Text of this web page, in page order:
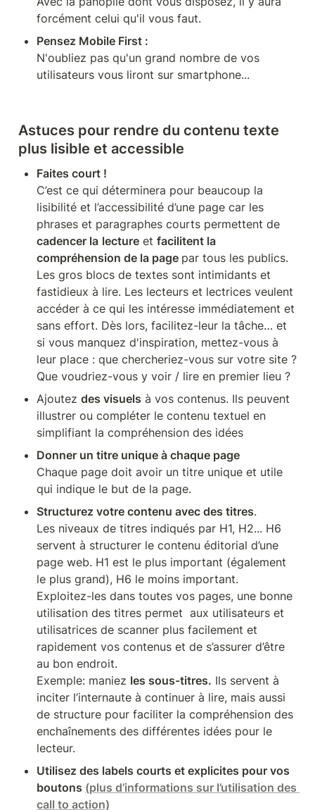
forcément celui qu'il vous faut.
Pensez Mobile First :
N'oubliez pas qu'un grand nombre de vos
utilisateurs vous liront sur smartphone...
Astuces pour rendre du contenu texte
plus lisible et accessible
C’est ce qui déterminera pour beaucoup la
lisibilité et l’accessibilité d’une page car les
cadencer la lecture et facilitent la
compréhension de la page par tous les publics.
Les gros blocs de textes sont intimidants et
fastidieux à lire. Les lecteurs et lectrices veulent
accéder à ce qui les intéresse immédiatement et
sans effort. Dès lors, facilitez-leur la tâche… et
si vous manquez d'inspiration, mettez-vous à
leur place : que chercheriez-vous sur votre site ?
Que voudriez-vous y voir / lire en premier lieu ?
Ajoutez des visuels à vos contenus. Ils peuvent
illustrer ou compléter le contenu textuel en
simplifiant la compréhension des idées
Chaque page doit avoir un titre unique et utile
qui indique le but de la page.
Structurez votre contenu avec des titres.
Les niveaux de titres indiqués par H1, H2... H6
servent à structurer le contenu éditorial d’une
page web. H1 est le plus important (également
le plus grand), H6 le moins important.
Exploitez-les dans toutes vos pages, une bonne
utilisation des titres permet  aux utilisateurs et
utilisatrices de scanner plus facilement et
rapidement vos contenus et de s’assurer d’être
au bon endroit.
Exemple: maniez les sous-titres. Ils servent à
inciter l’internaute à continuer à lire, mais aussi
de structure pour faciliter la compréhension des
enchaînements des différentes idées pour le
lecteur.
Utilisez des labels courts et explicites pour vos
boutons (plus d’informations sur l’utilisation des
call to action)